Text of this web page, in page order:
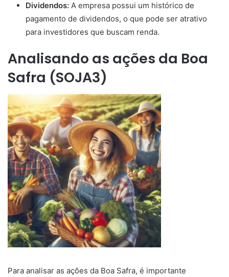
Dividendos: A empresa possui um histórico de
pagamento de dividendos, o que pode ser atrativo
para investidores que buscam renda.
Analisando as ações da Boa
Safra (SOJA3)
Para analisar as ações da Boa Safra, é importante